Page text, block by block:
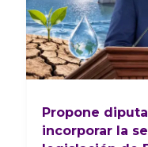
Propone
incorporar la